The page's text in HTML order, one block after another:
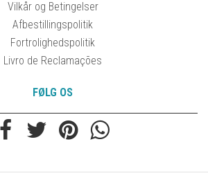
Vilkår og Betingelser
Afbestillingspolitik
Fortrolighedspolitik
Livro de Reclamações
FØLG OS